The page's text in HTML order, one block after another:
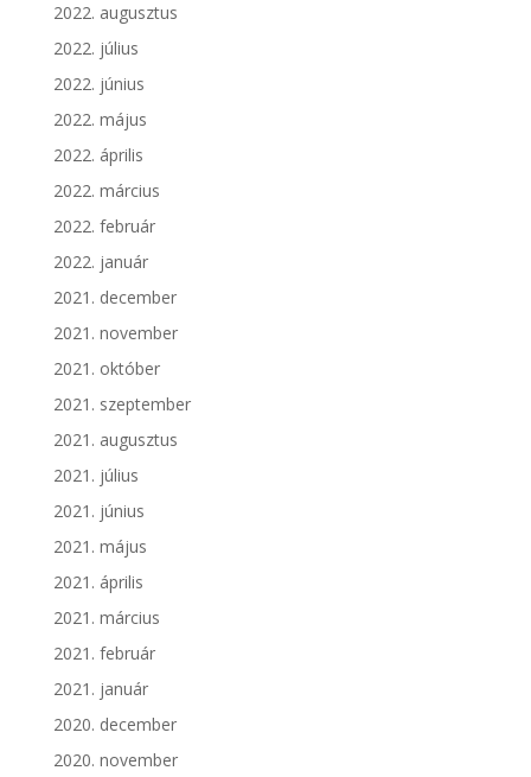
2022. augusztus
2022. július
2022. június
2022. május
2022. április
2022. március
2022. február
2022. január
2021. december
2021. november
2021. október
2021. szeptember
2021. augusztus
2021. július
2021. június
2021. május
2021. április
2021. március
2021. február
2021. január
2020. december
2020. november